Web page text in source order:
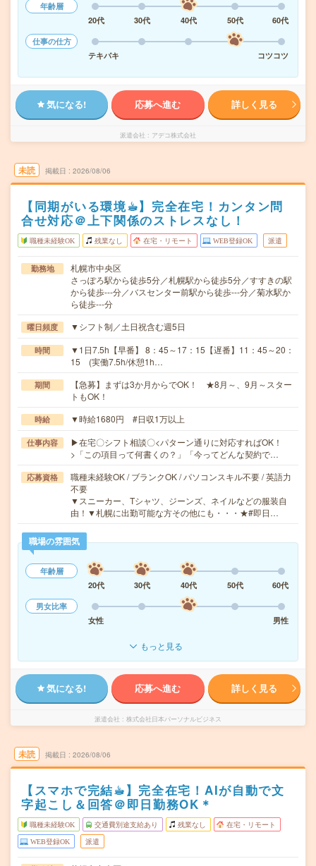
年齢層
20代
30代 40代 50代
60代
仕事の仕方
テキパキ
コツコツ
気になる! 応募へ進む 詳しく見る
派遣会社 アデコ株式会社
未読 掲載日 2026/08/06
【同期がいる環境☕︎】完全在宅！カンタン問
合せ対応＠上下関係のストレスなし！
職種未経験OK 残業なし 在宅・リモート WEB登録OK 派遣
勤務地
札幌市中央区
さっぽろ駅から徒歩5分／札幌駅から徒歩5分／すすきの駅
から徒歩---分／バスセンター前駅から徒歩---分／菊水駅か
ら徒歩---分
曜日頻度 ▼シフト制／土日祝含む週5日
時間
▼1日7.5h【早番】 8：45～17：15【遅番】11：45～20：
15 (実働7.5h/休憩1h…
期間
【急募】まずは3か月からでOK！ ★8月～、9月～スター
トもOK！
時給 ▼時給1680円 #日収1万以上
仕事内容
▶在宅〇シフト相談〇<パターン通りに対応すればOK！
>「この項目って何書くの？」「今ってどんな契約で…
応募資格
職種未経験OK / ブランクOK / パソコンスキル不要 / 英語力
不要
▼スニーカー、Tシャツ、ジーンズ、ネイルなどの服装自
由！▼札幌に出勤可能な方その他にも・・・★#即日…
職場の雰囲気
年齢層
20代
30代 40代 50代
60代
男女比率
女性
男性
もっと見る
気になる! 応募へ進む 詳しく見る
派遣会社 株式会社日本パーソナルビジネス
未読 掲載日 2026/08/06
【スマホで完結☕︎】完全在宅！AIが自動で文
字起こし＆回答＠即日勤務OK＊
職種未経験OK 交通費別途支給あり 残業なし 在宅・リモート
WEB登録OK 派遣